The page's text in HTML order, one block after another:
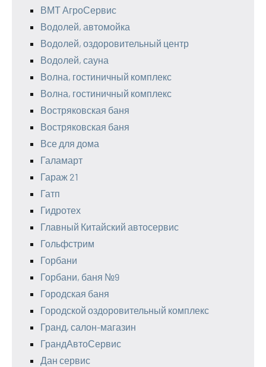
ВМТ АгроСервис
Водолей, автомойка
Водолей, оздоровительный центр
Водолей, сауна
Волна, гостиничный комплекс
Волна, гостиничный комплекс
Востряковская баня
Востряковская баня
Все для дома
Галамарт
Гараж 21
Гатп
Гидротех
Главный Китайский автосервис
Гольфстрим
Горбани
Горбани, баня №9
Городская баня
Городской оздоровительный комплекс
Гранд, салон-магазин
ГрандАвтоСервис
Дан сервис